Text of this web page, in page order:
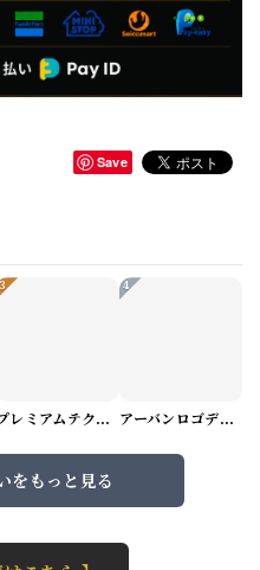
Save
3
プレミアムテクスチャーニット（4color） M0971
4
アーバンロゴデザインTシャツ（3color） M0984
をもっと見る